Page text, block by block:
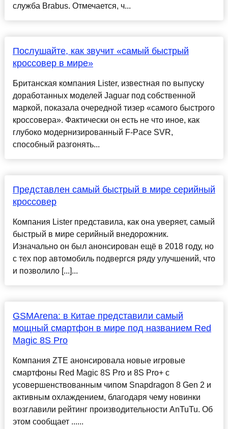
служба Brabus. Отмечается, ч...
Послушайте, как звучит «самый быстрый
кроссовер в мире»
Британская компания Lister, известная по выпуску
доработанных моделей Jaguar под собственной
маркой, показала очередной тизер «самого быстрого
кроссовера». Фактически он есть не что иное, как
глубоко модернизированный F-Pace SVR,
способный разгонять...
Представлен самый быстрый в мире серийный
кроссовер
Компания Lister представила, как она уверяет, самый
быстрый в мире серийный внедорожник.
Изначально он был анонсирован ещё в 2018 году, но
с тех пор автомобиль подвергся ряду улучшений, что
и позволило [...]...
GSMArena: в Китае представили самый
мощный смартфон в мире под названием Red
Magic 8S Pro
Компания ZTE анонсировала новые игровые
смартфоны Red Magic 8S Pro и 8S Pro+ с
усовершенствованным чипом Snapdragon 8 Gen 2 и
активным охлаждением, благодаря чему новинки
возглавили рейтинг производительности AnTuTu. Об
этом сообщает ......